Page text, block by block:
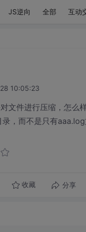
JS逆向 全部 互动
10:05:23
文件进行压缩，怎么
，而不是只有
收藏 分享